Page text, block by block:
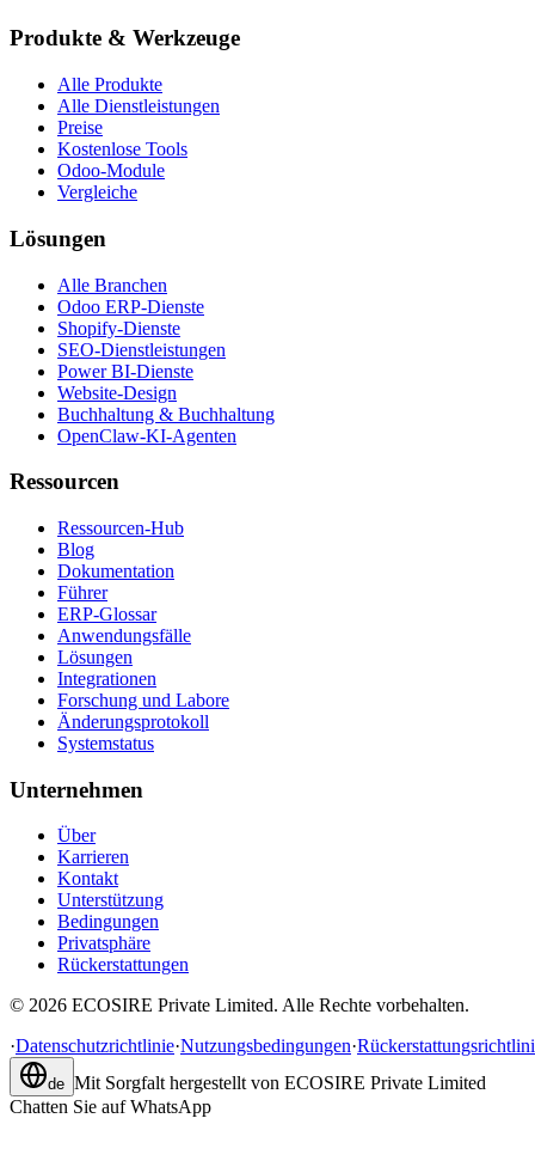
Produkte & Werkzeuge
Alle Produkte
Alle Dienstleistungen
Preise
Kostenlose Tools
Odoo-Module
Vergleiche
Lösungen
Alle Branchen
Odoo ERP-Dienste
Shopify-Dienste
SEO-Dienstleistungen
Power BI-Dienste
Website-Design
Buchhaltung & Buchhaltung
OpenClaw-KI-Agenten
Ressourcen
Ressourcen-Hub
Blog
Dokumentation
Führer
ERP-Glossar
Anwendungsfälle
Lösungen
Integrationen
Forschung und Labore
Änderungsprotokoll
Systemstatus
Unternehmen
Über
Karrieren
Kontakt
Unterstützung
Bedingungen
Privatsphäre
Rückerstattungen
© 2026 ECOSIRE Private Limited. Alle Rechte vorbehalten.
·Datenschutzrichtlinie·Nutzungsbedingungen·
de Mit Sorgfalt hergestellt von ECOSIRE Private Limited
Chatten Sie auf WhatsApp